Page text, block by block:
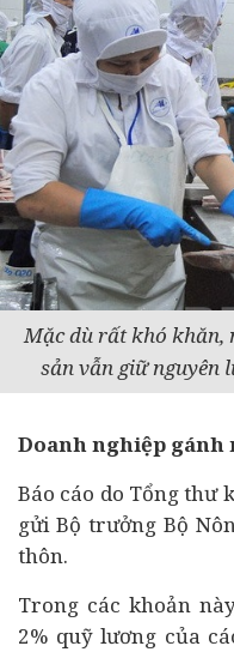
Mặc dù rất khó khăn,
sản vẫn giữ nguyên
Doanh nghiệp gánh
Báo cáo do Tổng thư
gửi Bộ trưởng Bộ
thôn.
Trong các khoản
2% quỹ lương của